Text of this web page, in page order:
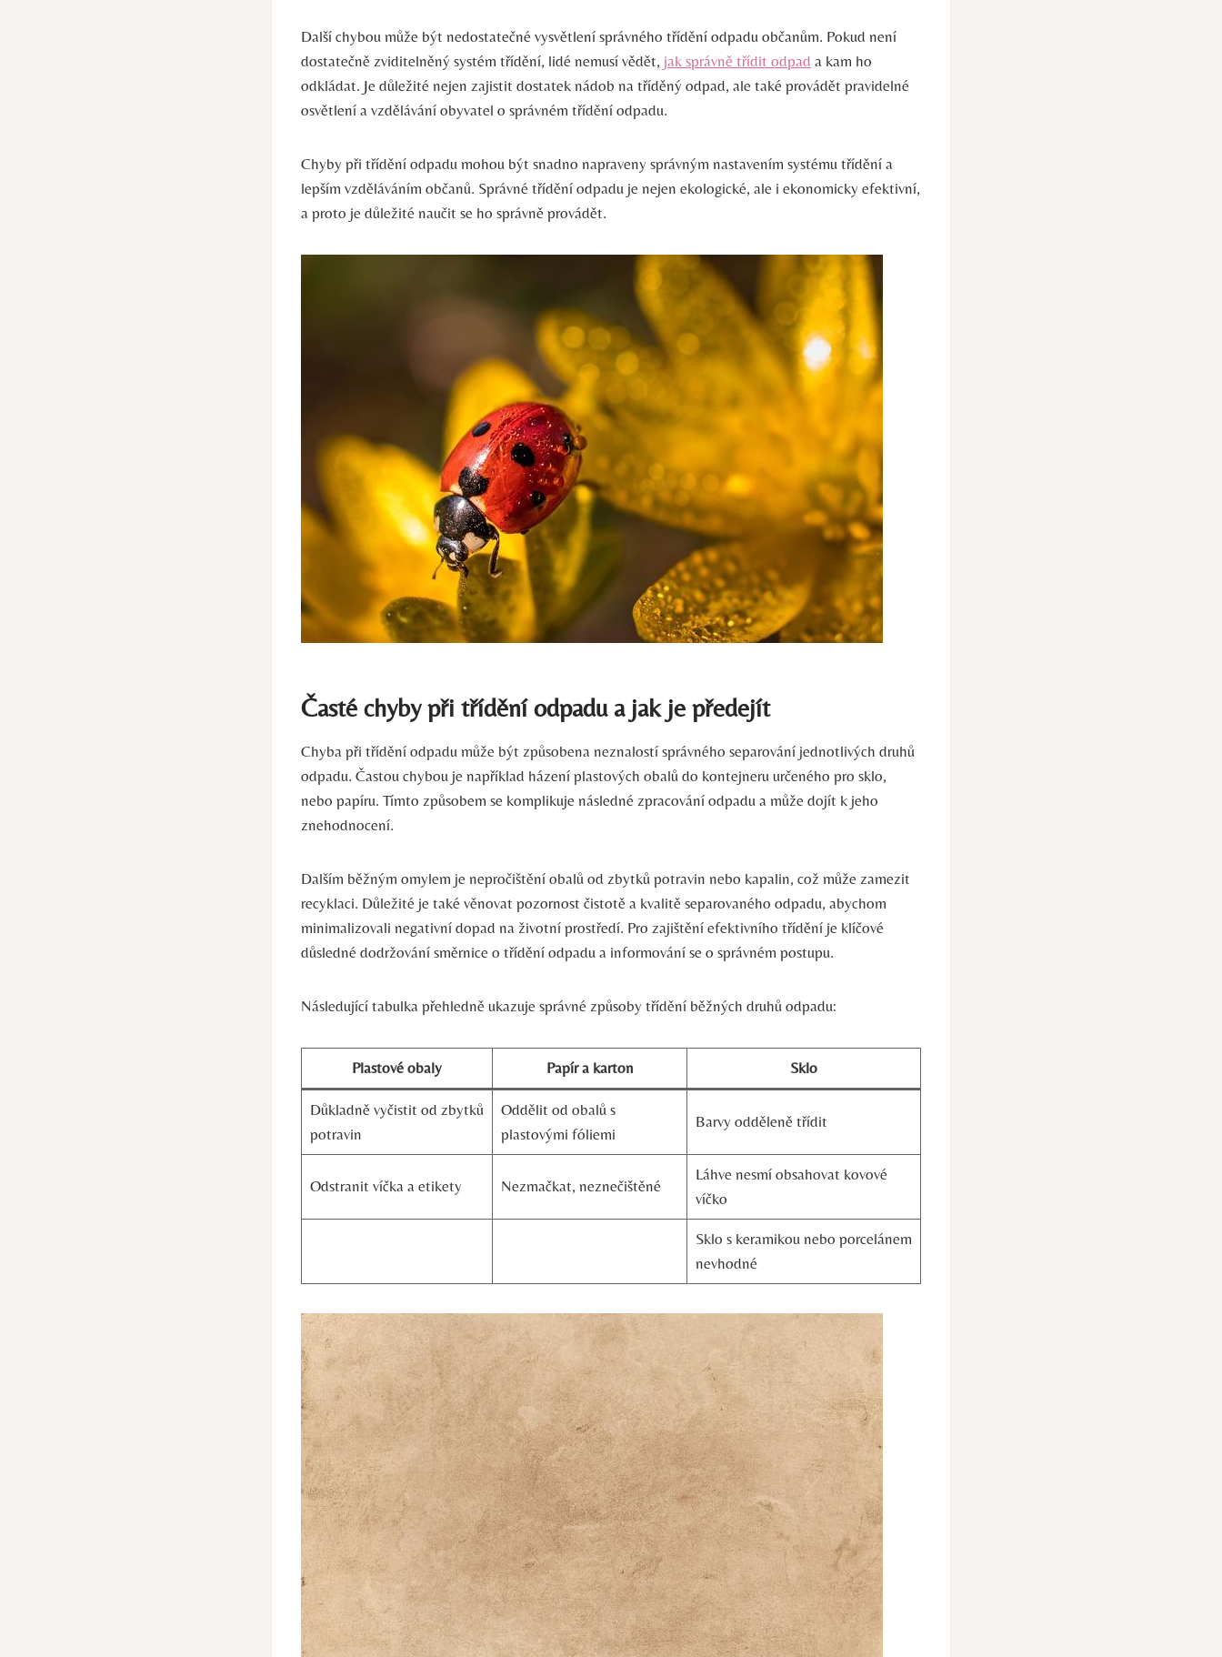
Další chybou může být nedostatečné vysvětlení ⁣správného‌ třídění odpadu‌ občanům. Pokud⁢ není
dostatečně zviditelněný ⁢systém třídění, lidé nemusí vědět, jak ‌správně třídit odpad a kam ho
odkládat. Je⁢ důležité nejen zajistit dostatek nádob na tříděný‍ odpad,⁢ ale také provádět‍ pravidelné
osvětlení ​a vzdělávání obyvatel ⁣o správném třídění odpadu.
Chyby při třídění odpadu​ mohou ‌být snadno napraveny ‍správným nastavením⁣ systému třídění a
lepším vzděláváním občanů. Správné třídění odpadu je nejen‍ ekologické,​ ale ‍i ekonomicky efektivní,
a proto je důležité naučit ‌se ho správně provádět.
Časté​ chyby při‍ třídění odpadu a jak je‌ předejít
Chyba při třídění odpadu⁢ může být způsobena ⁢neznalostí správného separování‌ jednotlivých druhů
⁢odpadu. Častou ‍chybou⁢ je například ​házení plastových‍ obalů⁢ do kontejneru určeného pro⁣ sklo,
⁢nebo papíru. Tímto způsobem se komplikuje následné zpracování odpadu ⁤a⁤ může dojít k​ jeho
znehodnocení.
Dalším běžným omylem je nepročištění obalů ‍od zbytků potravin nebo​ kapalin, což může⁣ zamezit
recyklaci. Důležité je také věnovat pozornost čistotě a kvalitě separovaného odpadu, abychom
minimalizovali negativní dopad na životní prostředí. Pro zajištění efektivního třídění je ⁢klíčové
důsledné dodržování⁢ směrnice⁣ o třídění⁢ odpadu a informování se o správném postupu.
Následující tabulka přehledně⁤ ukazuje správné způsoby třídění ‍běžných druhů odpadu:
Plastové obaly Papír a karton Sklo
Důkladně vyčistit od zbytků
potravin
Oddělit ‌od obalů s
plastovými fóliemi
Barvy ‍odděleně třídit
Odstranit víčka a etikety Nezmačkat, neznečištěné
Láhve nesmí obsahovat kovové
víčko
Sklo s ⁤keramikou⁢ nebo⁢ porcelánem
nevhodné